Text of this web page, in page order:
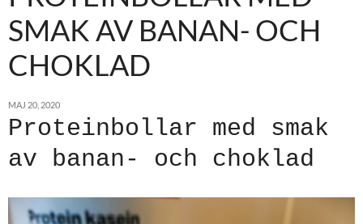
SMAK AV BANAN- OCH
CHOKLAD
MAJ 20, 2020
Proteinbollar med smak
av banan- och choklad